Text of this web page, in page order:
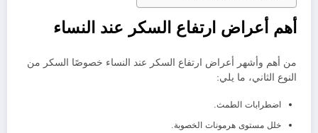
أهم أعراض ارتفاع السكر عند النساء
من أهم وأشهر أعراض ارتفاع السكر عند النساء خصوصًا السكر من
النوع الثاني، ما يلي:
اضطرابات الطمث.
خلل مستوى هرمونات الخصوبة.